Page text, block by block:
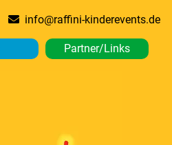
info@raffini-kinderevents.de
Partner/Links